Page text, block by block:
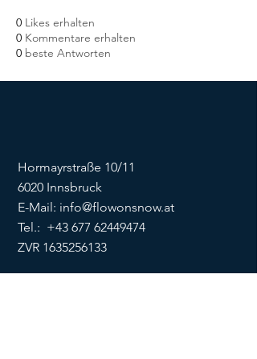
0 Likes erhalten
0 Kommentare erhalten
0 beste Antworten
Hormayrstraße 10/11
6020 Innsbruck
E-Mail: info@flowonsnow.at
Tel.: +43 677 62449474
ZVR 1635256133